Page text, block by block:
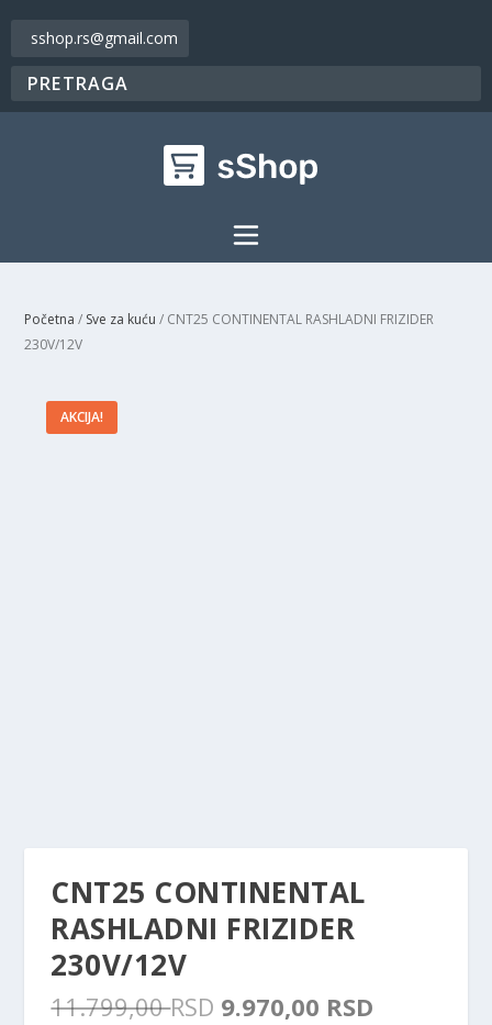
sshop.rs@gmail.com
Početna / Sve za kuću / CNT25 CONTINENTAL RASHLADNI FRIZIDER
230V/12V
AKCIJA!
CNT25 CONTINENTAL
RASHLADNI FRIZIDER
230V/12V
11.799,00RSD O
9.970,00 RSD